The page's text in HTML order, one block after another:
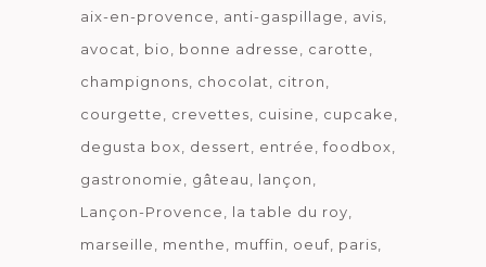
aix-en-provence
anti-gaspillage
avis
avocat
bio bonne adresse
carotte
champignons
chocolat
citron
courgette
crevettes cuisine
cupcake
degusta box
dessert entrée
foodbox
gastronomie
gâteau
lançon
Lançon-Provence
la table du roy
marseille
menthe muffin oeuf paris